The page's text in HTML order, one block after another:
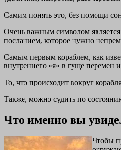
Самим понять это, без помощи
Очень важным символом
посланием, которое нужно
Самым первым кораблем, как
внутреннего «я» в гуще перемен
То, что происходит вокруг
Также, можно судить по
Что именно вы
Чтобы